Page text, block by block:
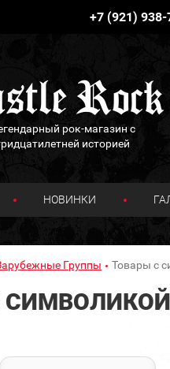
+7 (921) 938-
рок-магазин с
историей
НОВИНКИ
Группы Товары с